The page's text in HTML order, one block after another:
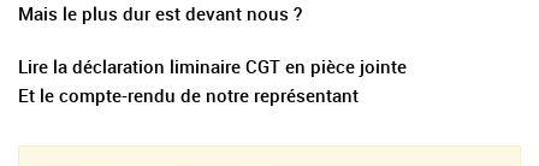
Mais le plus dur est devant nous ?
Lire la déclaration liminaire CGT en pièce jointe
Et le compte-rendu de notre représentant